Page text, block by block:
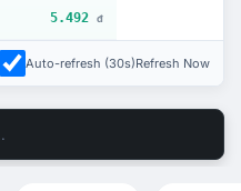
5.492 đ
Auto-refresh (30s)Refresh Now